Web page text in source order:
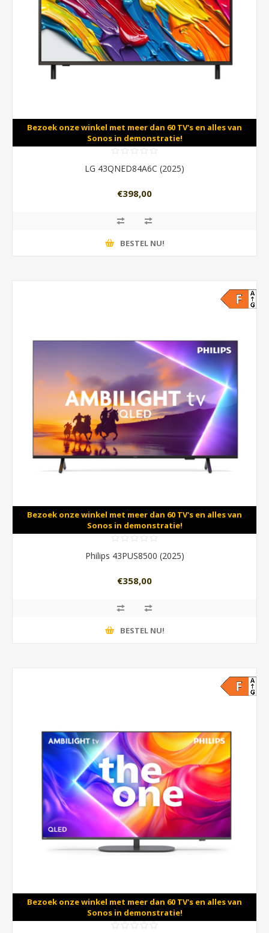
Bezoek onze winkel met meer dan 60 TV's en alles van
Sonos in demonstratie!
LG 43QNED84A6C (2025)
€398,00
BESTEL NU!
Bezoek onze winkel met meer dan 60 TV's en alles van
Sonos in demonstratie!
Philips 43PUS8500 (2025)
€358,00
BESTEL NU!
Bezoek onze winkel met meer dan 60 TV's en alles van
Sonos in demonstratie!